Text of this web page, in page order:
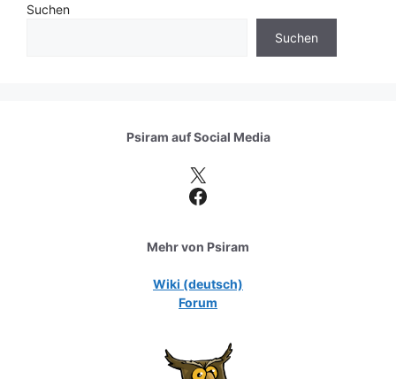
Suchen
Suchen
Psiram aufSocial Media
X
Facebook
Mehr von Psiram
Wiki (deutsch)
Forum